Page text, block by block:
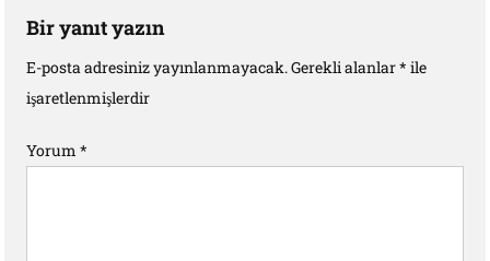
Bir yanıt yazın
E-posta adresiniz yayınlanmayacak.Gerekli alanlar* ile
işaretlenmişlerdir
Yorum*